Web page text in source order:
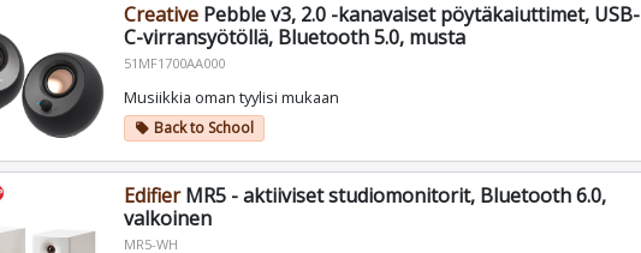
CreativePebble v3, 2.0 -kanavaiset pöytäkaiuttimet, USB-
C-virransyötöllä, Bluetooth 5.0, musta
51MF1700AA000
Musiikkia oman tyylisi mukaan
local_offer Back to School
EdifierMR5 - aktiiviset studiomonitorit, Bluetooth 6.0,
valkoinen
MR5-WH